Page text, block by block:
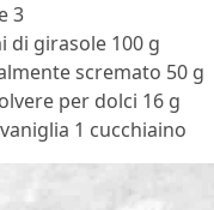
3
di girasole 100 g
scremato 50 g
per dolci 16 g
1 cucchiaino